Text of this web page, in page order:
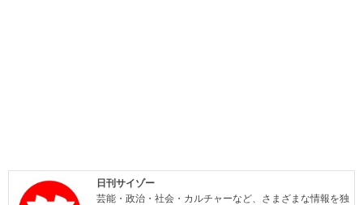
日刊サイゾー
芸能・政治・社会・カルチャーなど、さまざまな情報を独